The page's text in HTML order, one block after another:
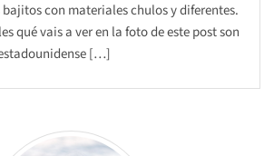
con materiales chulos y diferentes.
qué vais a ver en la foto de este post son
[…]